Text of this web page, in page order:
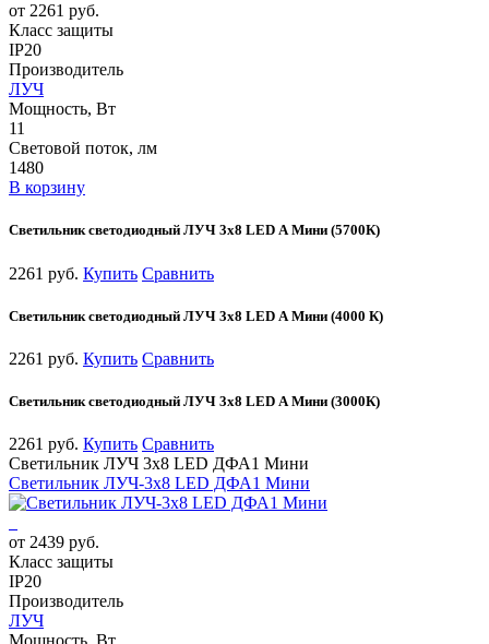
от 2261 руб.
Класс защиты
IP20
Производитель
ЛУЧ
Мощность, Вт
11
Световой поток, лм
1480
В корзину
Светильник светодиодный ЛУЧ 3х8 LED А Мини (5700К)
2261 руб. Купить Сравнить
Светильник светодиодный ЛУЧ 3х8 LED А Мини (4000 К)
2261 руб. Купить Сравнить
Светильник светодиодный ЛУЧ 3х8 LED А Мини (3000К)
2261 руб. Купить Сравнить
Светильник ЛУЧ 3х8 LED ДФА1 Мини
Светильник ЛУЧ-3х8 LED ДФА1 Мини
от 2439 руб.
Класс защиты
IP20
Производитель
ЛУЧ